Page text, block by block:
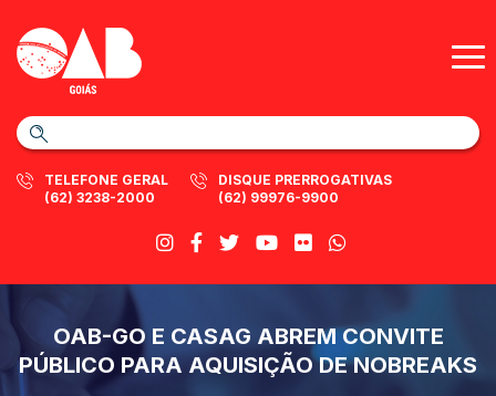
TELEFONE GERAL
(62) 3238-2000
DISQUE PRERROGATIVAS
(62) 99976-9900
OAB-GO E CASAG ABREM CONVITE
PÚBLICO PARA AQUISIÇÃO DE NOBREAKS